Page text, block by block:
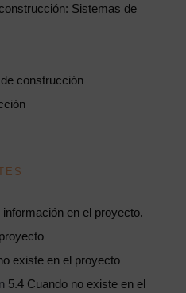
Sistemas de
construcción
información en el proyecto.
existe en el proyecto
5.4 Cuando no existe en el